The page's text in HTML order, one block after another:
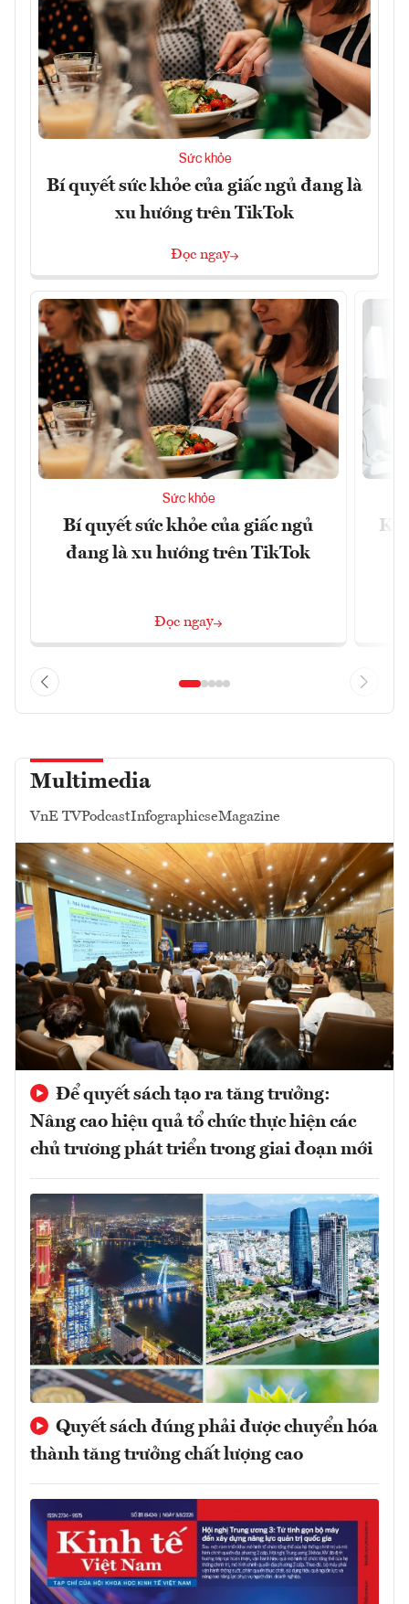
Sức khỏe
Bí quyết sức khỏe của giấc ngủ đang là
xu hướng trên TikTok
Đọc ngay
Sức khỏe
Bí quyết sức khỏe của giấc ngủ
đang là xu hướng trên TikTok
Đọc ngay
Multimedia
VnE TVPodcastInfographicseMagazine
Để quyết sách tạo ra tăng trưởng:
Nâng cao hiệu quả tổ chức thực hiện các
chủ trương phát triển trong giai đoạn mới
Quyết sách đúng phải được chuyển hóa
thành tăng trưởng chất lượng cao